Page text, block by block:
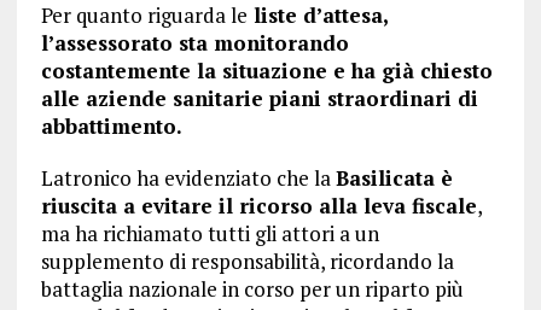
Per quanto riguarda le liste d’attesa,
l’assessorato sta monitorando
costantemente la situazione e ha già chiesto
alle aziende sanitarie piani straordinari di
abbattimento.
Latronico ha evidenziato che laBasilicata è
riuscita a evitare il ricorso alla leva fiscale,
ma ha richiamato tutti gli attori a un
supplemento di responsabilità, ricordando la
battaglia nazionale in corso per un riparto più